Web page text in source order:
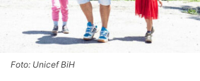
Foto: Unicef BiH